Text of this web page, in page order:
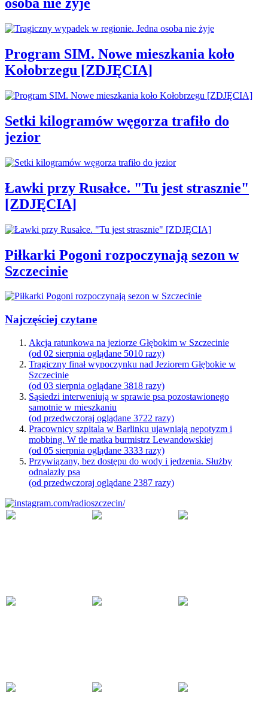
osoba nie żyje
Program SIM. Nowe mieszkania koło
Kołobrzegu [ZDJĘCIA]
Setki kilogramów węgorza trafiło do
jezior
Ławki przy Rusałce. "Tu jest strasznie"
[ZDJĘCIA]
Piłkarki Pogoni rozpoczynają sezon w
Szczecinie
Najczęściej czytane
Akcja ratunkowa na jeziorze Głębokim w Szczecinie
(od 02 sierpnia oglądane 5010 razy)
Tragiczny finał wypoczynku nad Jeziorem Głębokie w
Szczecinie
(od 03 sierpnia oglądane 3818 razy)
Sąsiedzi interweniują w sprawie psa pozostawionego
samotnie w mieszkaniu
(od przedwczoraj oglądane 3722 razy)
Pracownicy szpitala w Barlinku ujawniają nepotyzm i
mobbing. W tle matka burmistrz Lewandowskiej
(od 05 sierpnia oglądane 3333 razy)
Przywiązany, bez dostępu do wody i jedzenia. Służby
odnalazły psa
(od przedwczoraj oglądane 2387 razy)